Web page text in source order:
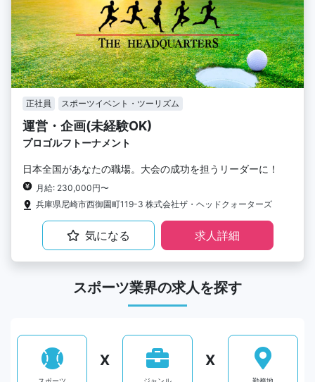
正社員 スポーツイベント・ツーリズム
運営・企画(未経験OK)
プロゴルフトーナメント
日本全国があなたの職場。大会の成功を担うリーダーに！
月給: 230,000円〜
兵庫県尼崎市西御園町119-3 株式会社ザ・ヘッドクォーターズ
気になる 求人詳細
スポーツ業界の求人を探す
X X